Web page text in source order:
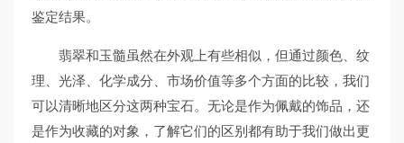
鉴定结果。
翡翠和玉髓虽然在外观上有些相似，但通过颜色、纹
理、光泽、化学成分、市场价值等多个方面的比较，我们
可以清晰地区分这两种宝石。无论是作为佩戴的饰品，还
是作为收藏的对象，了解它们的区别都有助于我们做出更